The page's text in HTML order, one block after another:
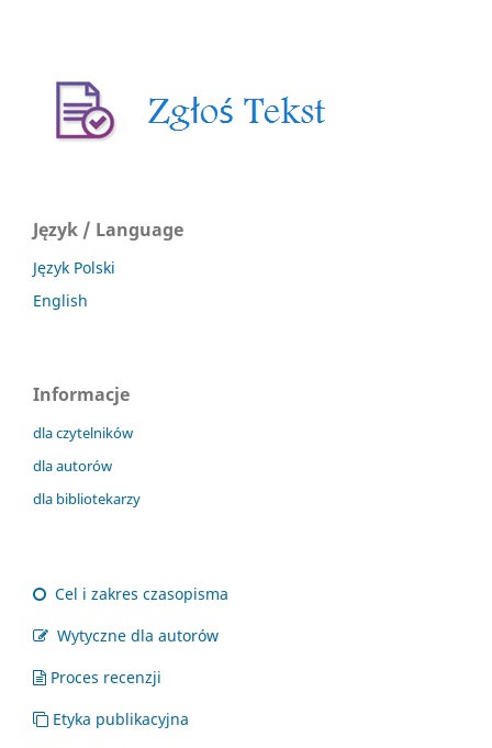
Język / Language
Język Polski
English
Informacje
dla czytelników
dla autorów
dla bibliotekarzy
Cel i zakres czasopisma
Wytyczne dla autorów
Proces recenzji
Etyka publikacyjna